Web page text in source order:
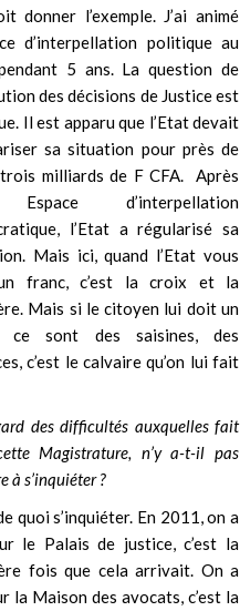
donner l’exemple. J’ai animé
d’interpellation politique au
5 ans. La question de
des décisions de Justice est
Il est apparu que l’Etat devait
sa situation pour près de
milliards de F CFA. Après
d’interpellation
l’Etat a régularisé sa
Mais ici, quand l’Etat vous
franc, c’est la croix et la
Mais si le citoyen lui doit un
ce sont des saisines, des
c’est le calvaire qu’on lui fait
des difficultés auxquelles fait
Magistrature, n’y a-t-il pas
à s’inquiéter ?
quoi s’inquiéter. En 2011, on a
le Palais de justice, c’est la
fois que cela arrivait. On a
la Maison des avocats, c’est la